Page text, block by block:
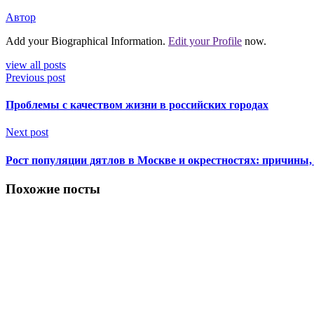
Автор
Add your Biographical Information. Edit your Profile now.
view all posts
Previous post
Проблемы с качеством жизни в российских городах
Next post
Рост популяции дятлов в Москве и окрестностях:
Похожие посты